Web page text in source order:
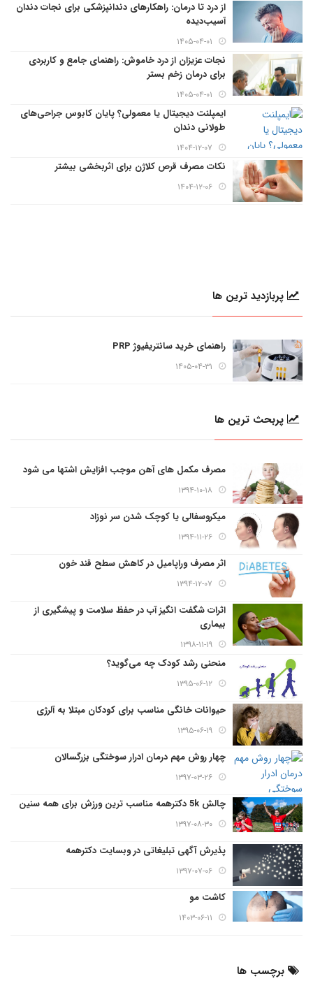
از درد تا درمان: راهکارهای دندانپزشکی برای نجات دندان
آسیب‌دیده
۱۴۰۵-۰۴-۰۱
نجات عزیزان از درد خاموش: راهنمای جامع و کاربردی
برای درمان زخم بستر
۱۴۰۵-۰۴-۰۱
ایمپلنت دیجیتال یا معمولی؟ پایان کابوس جراحی‌های
طولانی دندان
۱۴۰۴-۱۲-۰۷
نکات مصرف قرص کلاژن برای اثربخشی بیشتر
۱۴۰۴-۱۲-۰۶
پربازدید ترین ها
راهنمای خرید سانتریفیوژ PRP
۱۴۰۵-۰۴-۳۱
پربحث ترین ها
مصرف مکمل های آهن موجب افزایش اشتها می شود
۱۳۹۴-۱۰-۱۸
میکروسفالی یا کوچک شدن سر نوزاد
۱۳۹۴-۱۱-۲۶
اثر مصرف وراپامیل در کاهش سطح قند خون
۱۳۹۴-۱۲-۰۷
اثرات شگفت انگیز آب در حفظ سلامت و پیشگیری از
بیماری
۱۳۹۸-۱۱-۱۹
منحنی رشد کودک چه می‌گوید؟
۱۳۹۵-۰۶-۱۲
حیوانات خانگی مناسب برای کودکان مبتلا به آلرژی
۱۳۹۵-۰۶-۱۹
چهار روش مهم درمان ادرار سوختگی بزرگسالان
۱۳۹۷-۰۳-۲۶
چالش 5k دکترهمه مناسب ترین ورزش برای همه سنین
۱۳۹۷-۰۸-۳۰
پذیرش آگهی تبلیغاتی در وبسایت دکترهمه
۱۳۹۷-۰۷-۰۶
کاشت مو
۱۴۰۳-۰۶-۱۱
برچسب ها